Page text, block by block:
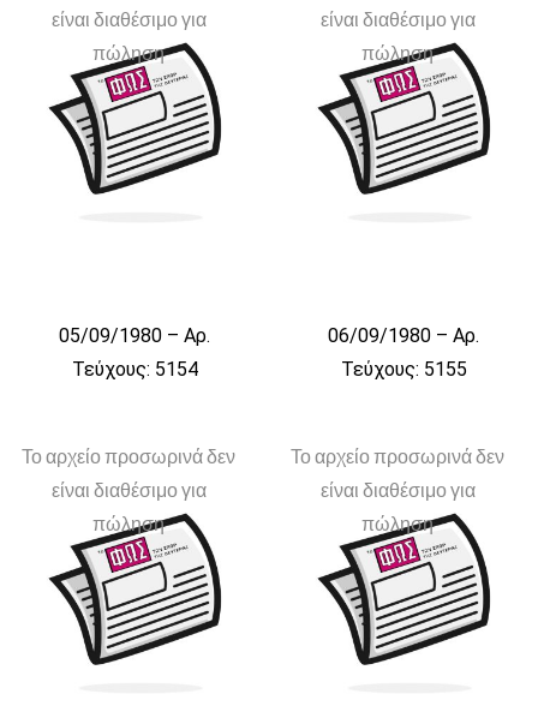
είναι διαθέσιμο για
πώληση
05/09/1980 – Αρ.
Τεύχους: 5154
είναι διαθέσιμο για
πώληση
06/09/1980 – Αρ.
Τεύχους: 5155
Το αρχείο προσωρινά δεν
είναι διαθέσιμο για
πώληση
Το αρχείο προσωρινά δεν
είναι διαθέσιμο για
πώληση